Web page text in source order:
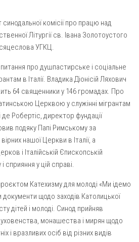
комісії про працю над
Літургії св. Івана Золотоустого
УГКЦ.
про душпастирське і соціальне
в Італії. Владика Діонісій Ляхович
64 священники у 146 громадах. Про
Церквою у служінні мігрантам
Робертіс, директор фундації
подяку Папі Римському за
нашої Церкви в Італії, а
і Італійській Єпископській
сприяння у цій справі.
Катехизму для молоді «Ми ідемо
документи щодо заходів Католицької
дітей і молоді. Синод прийняв
монашества і мирян щодо
і вразливих осіб від різних видів